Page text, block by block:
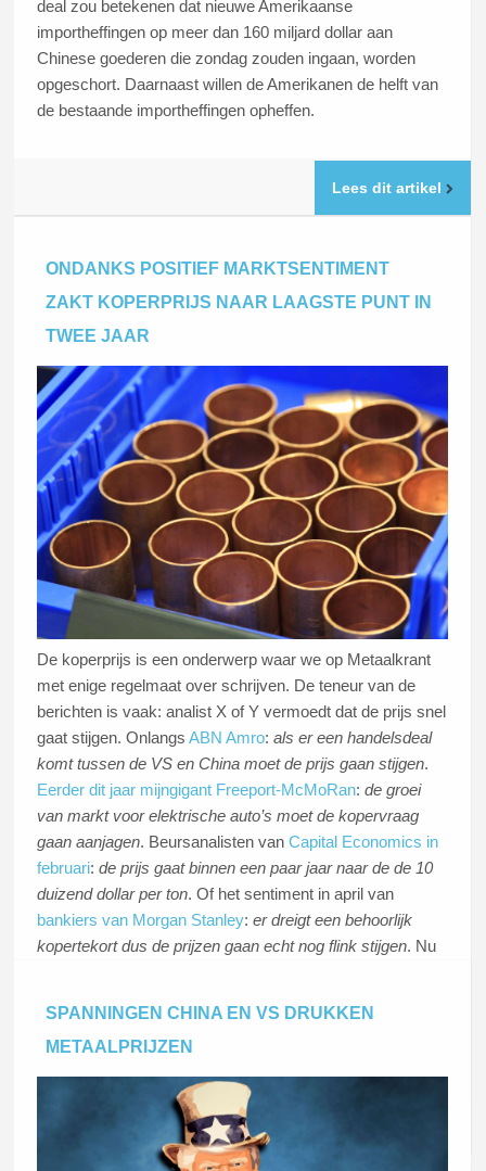
deal zou betekenen dat nieuwe Amerikaanse
importheffingen op meer dan 160 miljard dollar aan
Chinese goederen die zondag zouden ingaan, worden
opgeschort. Daarnaast willen de Amerikanen de helft van
de bestaande importheffingen opheffen.
Lees dit artikel
ONDANKS POSITIEF MARKTSENTIMENT
ZAKT KOPERPRIJS NAAR LAAGSTE PUNT IN
TWEE JAAR
De koperprijs is een onderwerp waar we op Metaalkrant
met enige regelmaat over schrijven. De teneur van de
berichten is vaak: analist X of Y vermoedt dat de prijs snel
gaat stijgen. OnlangsABN Amro:als er een handelsdeal
komt tussen de VS en China moet de prijs gaan stijgen.
Eerder dit jaar mijngigant Freeport-McMoRan:de groei
van markt voor elektrische auto’s moet de kopervraag
gaan aanjagen. Beursanalisten vanCapital Economics in
februari:de prijs gaat binnen een paar jaar naar de de 10
duizend dollar per ton. Of het sentiment in april van
bankiers van Morgan Stanley:er dreigt een behoorlijk
kopertekort dus de prijzen gaan echt nog flink stijgen. Nu
door de actualiteit. Feit is wel: de prijs zakte vandaag naar
het laagste punt in twee jaar.
SPANNINGEN CHINA EN VS DRUKKEN
METAALPRIJZEN